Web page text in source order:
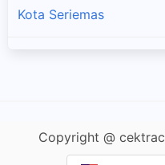
Kota Seriemas
Simpang Durian
Copyright @